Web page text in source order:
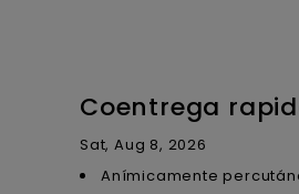
Coentrega
Sat, Aug 8, 2026
Anímicamente